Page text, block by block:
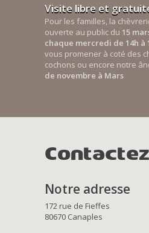
Visite libre et
Pour les familles, la
ouverte au public du 15
chaque mercredi de 14h à
vous promener à coté des
cochons ou encore notre
de novembre à Mars
Notre adresse
172 rue de Fieffes
80670 Canaples